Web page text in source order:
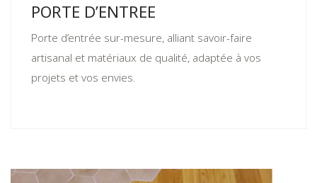
PORTE D’ENTREE
Porte d’entrée sur-mesure, alliant savoir-faire
artisanal et matériaux de qualité, adaptée à vos
projets et vos envies.